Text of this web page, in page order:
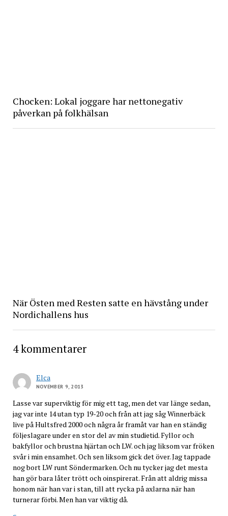
Chocken: Lokal joggare har nettonegativ
påverkan på folkhälsan
När Östen med Resten satte en hävstång under
Nordichallens hus
4 kommentarer
Elca
NOVEMBER 9, 2013
Lasse var superviktig för mig ett tag, men det var länge sedan,
jag var inte 14 utan typ 19-20 och från att jag såg Winnerbäck
live på Hultsfred 2000 och några år framåt var han en ständig
följeslagare under en stor del av min studietid. Fyllor och
bakfyllor och brustna hjärtan och LW. och jag liksom var fröken
svår i min ensamhet. Och sen liksom gick det över. Jag tappade
nog bort LW runt Söndermarken. Och nu tycker jag det mesta
han gör bara låter trött och oinspirerat. Från att aldrig missa
honom när han var i stan, till att rycka på axlarna när han
turnerar förbi. Men han var viktig då.